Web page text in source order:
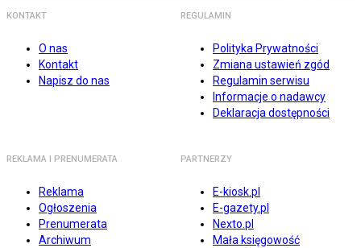
KONTAKT
O nas
Kontakt
Napisz do nas
REGULAMIN
Polityka Prywatności
Zmiana ustawień zgód
Regulamin serwisu
Informacje o nadawcy
Deklaracja dostępności
REKLAMA I PRENUMERATA
Reklama
Ogłoszenia
Prenumerata
Archiwum
PARTNERZY
E-kiosk.pl
E-gazety.pl
Nexto.pl
Mała księgowość